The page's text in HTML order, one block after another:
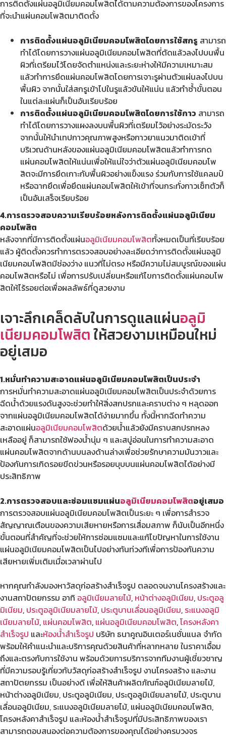
การติดตั้งแผ่นอลูมิเนียมคอมโพสิตได้ตามความต้องการของโครงการ
ที่จะนำแผ่นคอมโพสิตมาติดตั้ง
การติดตั้งแผ่นอลูมิเนียมคอมโพสิตโดยการใช้สกรู สามารถ
ทำได้โดยการวางแผ่นอลูมิเนียมคอมโพสิตที่ตัดแล้วลงไปบนพื้น
ผิวที่เตรียมไว้โดยจัดตำแหน่งและระยะห่างให้มีความเหมาะสม
แล้วทำการยึดแผ่นคอมโพสิตโดยการเจาะรูผ่านตัวแผ่นลงไปบน
พื้นผิว จากนั้นใส่สกรูเข้าไปในรูแล้วขันให้แน่น แล้วทำซ้ำขั้นตอน
ในแต่ละแผ่นก็เป็นอันเรียบร้อย
การติดตั้งแผ่นอลูมิเนียมคอมโพสิตโดยการใช้กาว สามารถ
ทำได้โดยการวางแผงลงบนพื้นผิวที่เตรียมไว้อย่างระมัดระวัง
จากนั้นให้นำเทปกาวคุณภาพสูงหรือกาวยาแนวมาติดเข้าที่
บริเวณด้านหลังของแผ่นอลูมิเนียมคอมโพสิตแล้วทำการกด
แผ่นคอมโพสิตให้แน่นเพื่อให้แน่ใจว่าตัวแผ่นอลูมิเนียมคอมโพ
สิตจะมีการยึดเกาะกับพื้นผิวอย่างแข็งแรง ร่วมกับการใช้แคลมป์
หรือฉากยึดเพื่อยึดแผ่นคอมโพสิตให้เข้าที่จนกระทั่งกาวเซ็ทตัวก็
เป็นอันเสร็จเรียบร้อย
4.การตรวจสอบความเรียบร้อยหลังการติดตั้งแผ่นอลูมิเนียม
คอมโพสิต
หลังจากที่มีการติดตั้งแผ่นอลูมิเนียมคอมโพสิตทั้งหมดเป็นที่เรียบร้อย
แล้ว ผู้ติดตั้งควรทำการตรวจสอบอย่างละเอียดว่าการติดตั้งแผ่นอลูมิ
เนียมคอมโพสิตมีช่องว่าง แนวที่ไม่ตรง หรือมีความไม่สมบูรณ์ของแผ่น
คอมโพสิตหรือไม่ เพื่อการปรับเปลี่ยนหรือแก้ไขการติดตั้งแผ่นคอมโพ
สิตให้ไร้รอยต่อเพื่อผลลัพธ์ที่ดูสวยงาม
เจาะลึกเคล็ดลับในการดูแลแผ่นอลูมิ
เนียมคอมโพสิตให้สวยงามเหมือนใหม่
อยู่เสมอ
1.หมั่นทำความสะอาดแผ่นอลูมิเนียมคอมโพสิตเป็นประจำ
การหมั่นทำความสะอาดแผ่นอลูมิเนียมคอมโพสิตเป็นประจำด้วยการ
ฉีดน้ำด้วยแรงดันสูงจะช่วยทำให้สิ่งสกปรกและคราบต่าง ๆ หลุดออก
จากแผ่นอลูมิเนียมคอมโพสิตได้ง่ายมากขึ้น ทั้งนี้หากฉีดทำความ
สะอาดแผ่นอลูมิเนียมคอมโพสิตด้วยน้ำแล้วยังมีคราบสกปรกหลง
เหลืออยู่ ก็สามารถใช้ฟองน้ำนุ่ม ๆ และสบู่อ่อนในการทำความสะอาด
แผ่นคอมโพสิตจากด้านบนลงด้านล่างเพื่อช่วยรักษาความมันวาวและ
ป้องกันการเกิดรอยขีดข่วนหรือรอยบุบบนแผ่นคอมโพสิตได้อย่างมี
ประสิทธิภาพ
2.การตรวจสอบและซ่อมแซมแผ่นอลูมิเนียมคอมโพสิตอยู่เสมอ
การตรวจสอบแผ่นอลูมิเนียมคอมโพสิตเป็นระยะ ๆ เพื่อการสำรวจ
สัญญาณเตือนของความเสียหายหรือการเสื่อมสภาพ ก็นับเป็นอีกหนึ่ง
ขั้นตอนที่สำคัญที่จะช่วยให้การซ่อมแซมและแก้ไขปัญหาในการใช้งาน
แผ่นอลูมิเนียมคอมโพสิตเป็นไปอย่างทันท่วงทีเพื่อการป้องกันความ
เสียหายเพิ่มเติมเมื่อเวลาผ่านไป
หากคุณกำลังมองหาวัสดุก่อสร้างสำเร็จรูป ตลอดจนงานโครงสร้างและ
งานสถาปัตยกรรม อาทิ อลูมิเนียมลายไม้, หน้าต่างอลูมิเนียม, ประตูอลู
มิเนียม, ประตูอลูมิเนียมลายไม้, ประตูบานเลื่อนอลูมิเนียม, ระแนงอลูมิ
เนียมลายไม้, แผ่นคอมโพสิต, แผ่นอลูมิเนียมคอมโพสิต,โครงหลังคา
สำเร็จรูป และห้องน้ำสำเร็จรูป บริษัท ธนาคูณอินเตอร์เนชั่นแนล จำกัด
พร้อมให้คำแนะนำและบริการคุณด้วยสินค้าที่หลากหลาย ในราคาเอื้อม
ถึงและตรงกับการใช้งาน พร้อมด้วยการบริการจากทีมงานผู้เชี่ยวชาญ
ที่มีความรอบรู้เกี่ยวกับวัสดุก่อสร้างสำเร็จรูป งานโครงสร้าง และงาน
สถาปัตยกรรม เป็นอย่างดี เพื่อให้สินค้าผลิตภัณฑ์อลูมิเนียมลายไม้,
หน้าต่างอลูมิเนียม, ประตูอลูมิเนียม, ประตูอลูมิเนียมลายไม้, ประตูบาน
เลื่อนอลูมิเนียม, ระแนงอลูมิเนียมลายไม้, แผ่นอลูมิเนียมคอมโพสิต,
โครงหลังคาสำเร็จรูป และห้องน้ำสำเร็จรูปที่มีประสิทธิภาพของเรา
สามารถตอบสนองต่อความต้องการของคุณได้อย่างครบวงจร